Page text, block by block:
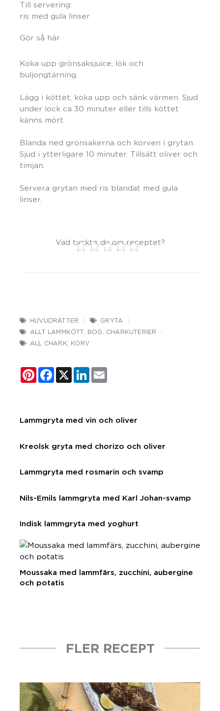
Till servering:
ris med gula linser
Gör så här
Koka upp grönsaksjuice, lök och
buljongtärning.
Lägg i köttet, koka upp och sänk värmen. Sjud
under lock ca 30 minuter eller tills köttet
känns mört.
Blanda ned grönsakerna och korven i grytan.
Sjud i ytterligare 10 minuter. Tillsätt oliver och
timjan.
Servera grytan med ris blandat med gula
linser.
Vad tyckte du om receptet?
HUVUDRÄTTER
GRYTA
ALLT LAMMKÖTT
BOG
CHARKUTERIER
ALL CHARK
KORV
PinterestFacebook
X LinkedIn
Lammgryta med vin och oliver
Kreolsk gryta med chorizo och oliver
Lammgryta med rosmarin och svamp
Nils-Emils lammgryta med Karl Johan-svamp
Indisk lammgryta med yoghurt
Moussaka med lammfärs, zucchini, aubergine
och potatis
FLER RECEPT